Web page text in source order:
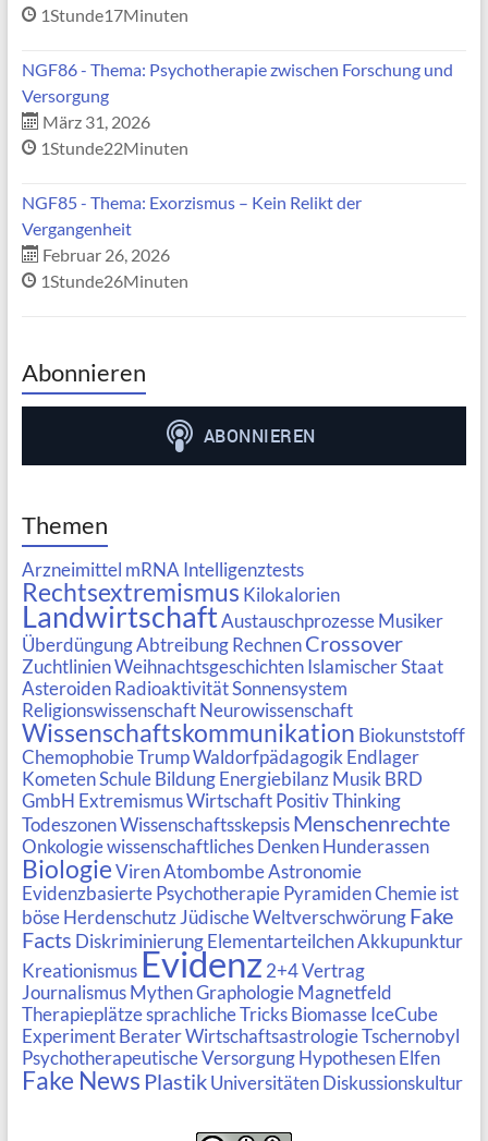
1Stunde17Minuten
NGF86 - Thema: Psychotherapie zwischen Forschung und
Versorgung
März 31, 2026
1Stunde22Minuten
NGF85 - Thema: Exorzismus – Kein Relikt der
Vergangenheit
Februar 26, 2026
1Stunde26Minuten
Abonnieren
Themen
Arzneimittel mRNA Intelligenztests
Rechtsextremismus Kilokalorien
LandwirtschaftAustauschprozesse Musiker
ÜberdüngungAbtreibung Rechnen Crossover
ZuchtlinienWeihnachtsgeschichten Islamischer Staat
Asteroiden RadioaktivitätSonnensystem
Religionswissenschaft Neurowissenschaft
Wissenschaftskommunikation Biokunststoff
ChemophobieTrumpWaldorfpädagogik Endlager
KometenSchule Bildung Energiebilanz Musik BRD
GmbH ExtremismusWirtschaft Positiv Thinking
TodeszonenWissenschaftsskepsis Menschenrechte
Onkologiewissenschaftliches Denken Hunderassen
BiologieVirenAtombombeAstronomie
Evidenzbasierte Psychotherapie PyramidenChemie ist
böse Herdenschutz Jüdische Weltverschwörung Fake
Facts Diskriminierung ElementarteilchenAkkupunktur
KreationismusEvidenz 2+4 Vertrag
Journalismus MythenGraphologie Magnetfeld
Therapieplätzesprachliche Tricks Biomasse IceCube
Experiment BeraterWirtschaftsastrologieTschernobyl
Psychotherapeutische Versorgung Hypothesen Elfen
Fake News Plastik Universitäten Diskussionskultur